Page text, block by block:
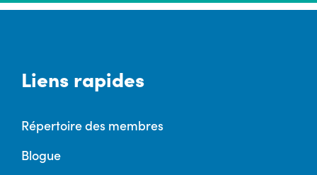
Liens rapides
Répertoire des membres
Blogue